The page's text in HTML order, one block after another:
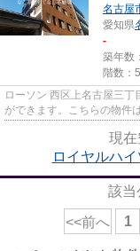
名古屋
愛知県
-
築年数
階数：
ローソン 西区上名古屋三
ができます。こちらの物件
現在
ロイヤルハ
該当
<<前へ 1